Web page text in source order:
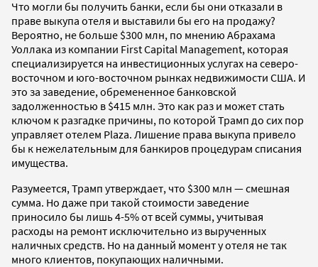
Что могли бы получить банки, если бы они отказали в
праве выкупа отеля и выставили бы его на продажу?
Вероятно, не больше $300 млн, по мнению Абрахама
Уоллака из компании First Capital Management, которая
специализируется на инвестиционных услугах на северо-
восточном и юго-восточном рынках недвижимости США. И
это за заведение, обремененное банковской
задолженностью в $415 млн. Это как раз и может стать
ключом к разгадке причины, по которой Трамп до сих пор
управляет отелем Plaza. Лишение права выкупа привело
бы к нежелательным для банкиров процедурам списания
имущества.
Разумеется, Трамп утверждает, что $300 млн — смешная
сумма. Но даже при такой стоимости заведение
приносило бы лишь 4-5% от всей суммы, учитывая
расходы на ремонт исключительно из вырученных
наличных средств. Но на данный момент у отеля не так
много клиентов, покупающих наличными.